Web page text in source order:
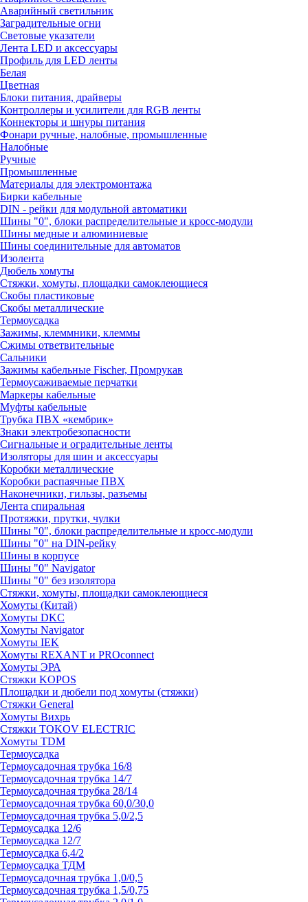
Аварийный светильник
Заградительные огни
Световые указатели
Лента LED и аксессуары
Профиль для LED ленты
Белая
Цветная
Блоки питания, драйверы
Контроллеры и усилители для RGB ленты
Коннекторы и шнуры питания
Фонари ручные, налобные, промышленные
Налобные
Ручные
Промышленные
Материалы для электромонтажа
Бирки кабельные
DIN - рейки для модульной автоматики
Шины "0", блоки распределительные и кросс-модули
Шины медные и алюминиевые
Шины соединительные для автоматов
Изолента
Дюбель хомуты
Стяжки, хомуты, площадки самоклеющиеся
Скобы пластиковые
Скобы металлические
Термоусадка
Зажимы, клеммники, клеммы
Сжимы ответвительные
Сальники
Зажимы кабельные Fischer, Промрукав
Термоусаживаемые перчатки
Маркеры кабельные
Муфты кабельные
Трубка ПВХ «кембрик»
Знаки электробезопасности
Сигнальные и оградительные ленты
Изоляторы для шин и аксессуары
Коробки металлические
Коробки распаячные ПВХ
Наконечники, гильзы, разъемы
Лента спиральная
Протяжки, прутки, чулки
Шины "0", блоки распределительные и кросс-модули
Шины "0" на DIN-рейку
Шины в корпусе
Шины "0" Navigator
Шины "0" без изолятора
Стяжки, хомуты, площадки самоклеющиеся
Хомуты (Китай)
Хомуты DKC
Хомуты Navigator
Хомуты IEK
Хомуты REXANT и PROconnect
Хомуты ЭРА
Стяжки KOPOS
Площадки и дюбели под хомуты (стяжки)
Стяжки General
Хомуты Вихрь
Стяжки TOKOV ELECTRIC
Хомуты TDM
Термоусадка
Термоусадочная трубка 16/8
Термоусадочная трубка 14/7
Термоусадочная трубка 28/14
Термоусадочная трубка 60,0/30,0
Термоусадочная трубка 5,0/2,5
Термоусадка 12/6
Термоусадка 12/7
Термоусадка 6,4/2
Термоусадка ТДМ
Термоусадочная трубка 1,0/0,5
Термоусадочная трубка 1,5/0,75